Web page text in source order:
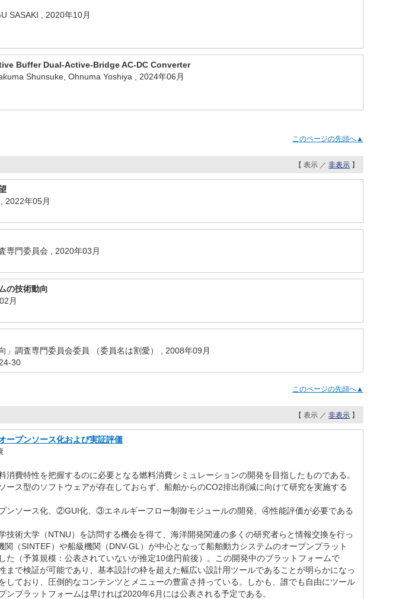
SASAKI , 2020年10月
Buffer Dual-Active-Bridge AC-DC Converter
Shunsuke, Ohnuma Yoshiya , 2024年06月
このページの先頭へ▲
【 表示 ／ 非表示 】
2022年05月
専門委員会 , 2020年03月
の技術動向
月
」調査専門委員会委員 （委員名は割愛） , 2008年09月
30
このページの先頭へ▲
【 表示 ／ 非表示 】
ープンソース化および実証評価
費特性を把握するのに必要となる燃料消費シミュレーションの開発を目指したものである。
ース型のソフトウェアが存在しておらず、船舶からのCO2排出削減に向けて研究を実施する
ンソース化、②GUI化、③エネルギーフロー制御モジュールの開発、④性能評価が必要である
術大学（NTNU）を訪問する機会を得て、海洋開発関連の多くの研究者らと情報交換を行っ
（SINTEF）や船級機関（DNV-GL）が中心となって船舶動力システムのオープンプラット
た（予算規模：公表されていないが推定10億円前後）。この開発中のプラットフォームで
で検証が可能であり、基本設計の枠を超えた幅広い設計用ツールであることが明らかになっ
しており、圧倒的なコンテンツとメニューの豊富さ持っている。しかも、誰でも自由にツール
プラットフォームは早ければ2020年6月には公表される予定である。